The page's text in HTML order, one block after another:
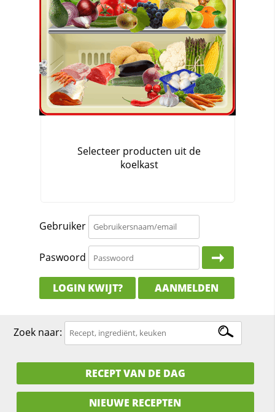
Gebruiker
Paswoord
LOGIN KWIJT? AANMELDEN
Zoek naar:
RECEPT VAN DE DAG
NIEUWE RECEPTEN